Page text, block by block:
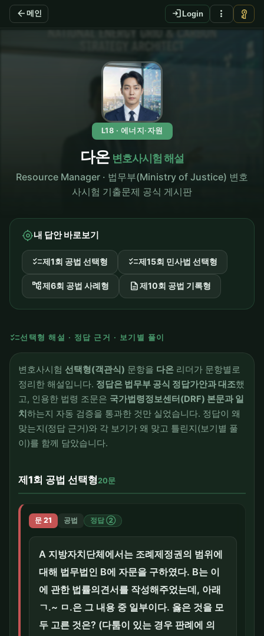
arrow_back 메인 login Login more_vert vpn_key
L18 · 에너지·자원
다온 변호사시험 해설
Resource Manager · 법무부(Ministry of Justice) 변호
사시험 기출문제 공식 게시판
my_location내 답안 바로보기
checklist제1회 공법 선택형 checklist제15회 민사법 선택형
account_tree제6회 공법 사례형 description제10회 공법 기록형
checklist선택형 해설 · 정답 근거 · 보기별 풀이
변호사시험 선택형(객관식) 문항을 다온 리더가 문항별로
정리한 해설입니다. 정답은 법무부 공식 정답가안과 대조했
고, 인용한 법령 조문은 국가법령정보센터(DRF) 본문과 일
치하는지 자동 검증을 통과한 것만 실었습니다. 정답이 왜
맞는지(정답 근거)와 각 보기가 왜 맞고 틀린지(보기별 풀
이)를 함께 담았습니다.
제1회 공법 선택형20문
문 21 공법 정답 ②
A 지방자치단체에서는 조례제정권의 범위에
대해 법무법인 B에 자문을 구하였다. B는 이
에 관한 법률의견서를 작성해주었는데, 아래
ㄱ.~ ㅁ.은 그 내용 중 일부이다. 옳은 것을 모
두 고른 것은? (다툼이 있는 경우 판례에 의